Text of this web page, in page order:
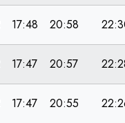
17:48 20:58
17:47 20:57
17:47 20:55